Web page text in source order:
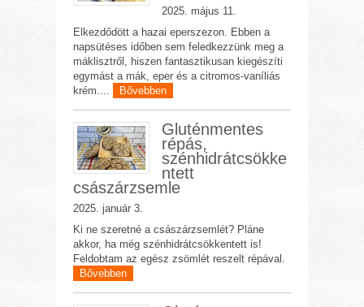
2025. május 11.
Elkezdődött a hazai eperszezon. Ebben a
napsütéses időben sem feledkezzünk meg a
máklisztről, hiszen fantasztikusan kiegészíti
egymást a mák, eper és a citromos-vaníliás
krém....
Bővebben
Gluténmentes
répás,
szénhidrátcsökke
ntett
császárzsemle
2025. január 3.
Ki ne szeretné a császárzsemlét? Pláne
akkor, ha még szénhidrátcsökkentett is!
Feldobtam az egész zsömlét reszelt répával.
Bővebben